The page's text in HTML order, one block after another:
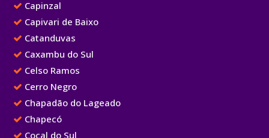
Capinzal
Capivari de Baixo
Catanduvas
Caxambu do Sul
Celso Ramos
Cerro Negro
Chapadão do Lageado
Chapecó
Cocal do Sul